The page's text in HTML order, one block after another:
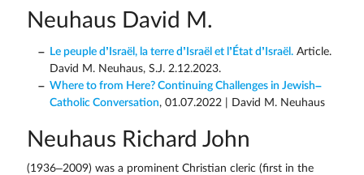
Neuhaus David M.
Le peuple d’Israël, la terre d’Israël et l’État d’Israël.Article.
David M. Neuhaus, S.J. 2.12.2023.
Where to from Here? Continuing Challenges in Jewish–
Catholic Conversation, 01.07.2022 | David M. Neuhaus
Neuhaus Richard John
(1936–2009) was a prominent Christian cleric (first in the